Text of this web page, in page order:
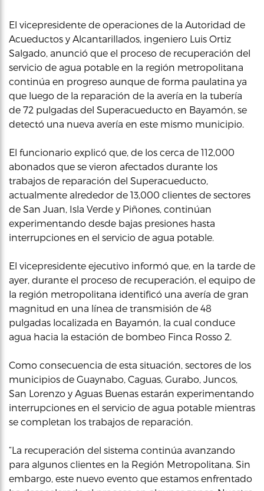
El vicepresidente de operaciones de la Autoridad de
Acueductos y Alcantarillados, ingeniero Luis Ortiz
Salgado, anunció que el proceso de recuperación del
servicio de agua potable en la región metropolitana
continúa en progreso aunque de forma paulatina ya
que luego de la reparación de la avería en la tubería
de 72 pulgadas del Superacueducto en Bayamón, se
detectó una nueva avería en este mismo municipio.
El funcionario explicó que, de los cerca de 112,000
abonados que se vieron afectados durante los
trabajos de reparación del Superacueducto,
actualmente alrededor de 13,000 clientes de sectores
de San Juan, Isla Verde y Piñones, continúan
experimentando desde bajas presiones hasta
interrupciones en el servicio de agua potable.
El vicepresidente ejecutivo informó que, en la tarde de
ayer, durante el proceso de recuperación, el equipo de
la región metropolitana identificó una avería de gran
magnitud en una línea de transmisión de 48
pulgadas localizada en Bayamón, la cual conduce
agua hacia la estación de bombeo Finca Rosso 2.
Como consecuencia de esta situación, sectores de los
municipios de Guaynabo, Caguas, Gurabo, Juncos,
San Lorenzo y Aguas Buenas estarán experimentando
interrupciones en el servicio de agua potable mientras
se completan los trabajos de reparación.
“La recuperación del sistema continúa avanzando
para algunos clientes en la Región Metropolitana. Sin
embargo, este nuevo evento que estamos enfrentado